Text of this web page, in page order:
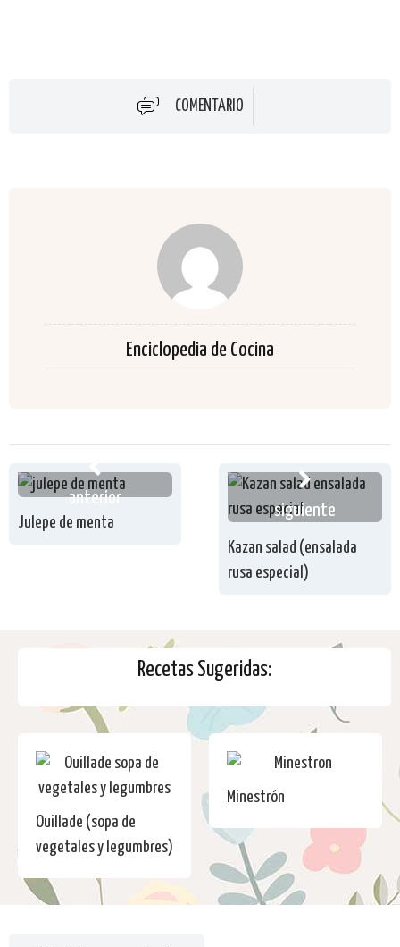
COMENTARIO
Enciclopedia de Cocina
anterior
Julepe de menta
siguiente
Kazan salad (ensalada
rusa especial)
Recetas Sugeridas:
Ouillade (sopa de
vegetales y legumbres)
Minestrón